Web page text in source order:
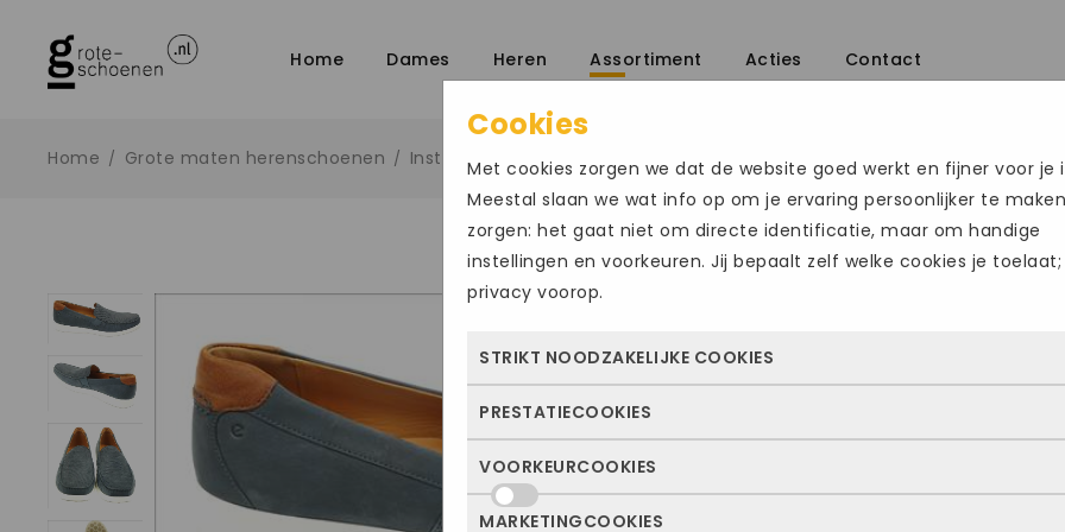
Home Dames Heren Assortiment Acties Contact
Home / Grote maten herenschoenen / Instapper
€149.95
Maat
48
Cookies
Met cookies zorgen we dat de website goed werkt en fijner voor je
Meestal slaan we wat info op om je ervaring persoonlijker te
zorgen: het gaat niet om directe identificatie, maar om handige
instellingen en voorkeuren. Jij bepaalt zelf welke cookies je toelaat;
privacy voorop.
STRIKT NOODZAKELIJKE COOKIES
Deze cookies zorgen ervoor dat de website überhaupt werkt. Ze
dus altijd actief en kunnen niet worden uitgezet. Meestal worden
alleen geplaatst als jij iets doet, zoals inloggen, een formulier
of je privacyvoorkeuren opslaan. Je kunt je browser zo instellen
PRESTATIECOOKIES
Met deze cookies zien we hoe vaak onze site bezocht wordt, waar
bezoekers vandaan komen en welke pagina’s populair zijn. Zo
VOORKEURCOOKIES
MARKETINGCOOKIES